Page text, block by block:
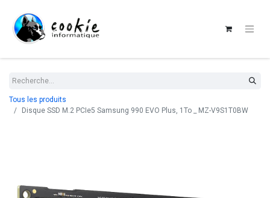
Tous les produits
Disque SSD M.2 PCIe5 Samsung 990 EVO Plus, 1To _ MZ-V9S1T0BW